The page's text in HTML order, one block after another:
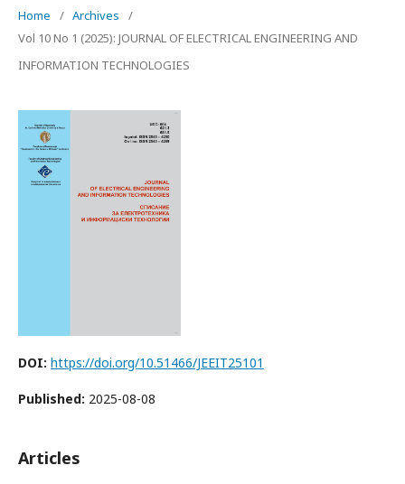
Home / Archives
/
Vol 10 No 1 (2025): JOURNAL OF ELECTRICAL ENGINEERING AND
INFORMATION TECHNOLOGIES
DOI: https://doi.org/10.51466/JEEIT25101
Published: 2025-08-08
Articles